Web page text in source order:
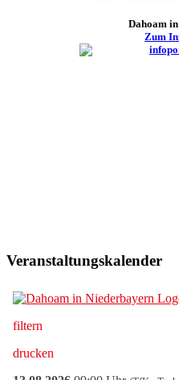
Dahoam
Zum
Veranstaltungskalender